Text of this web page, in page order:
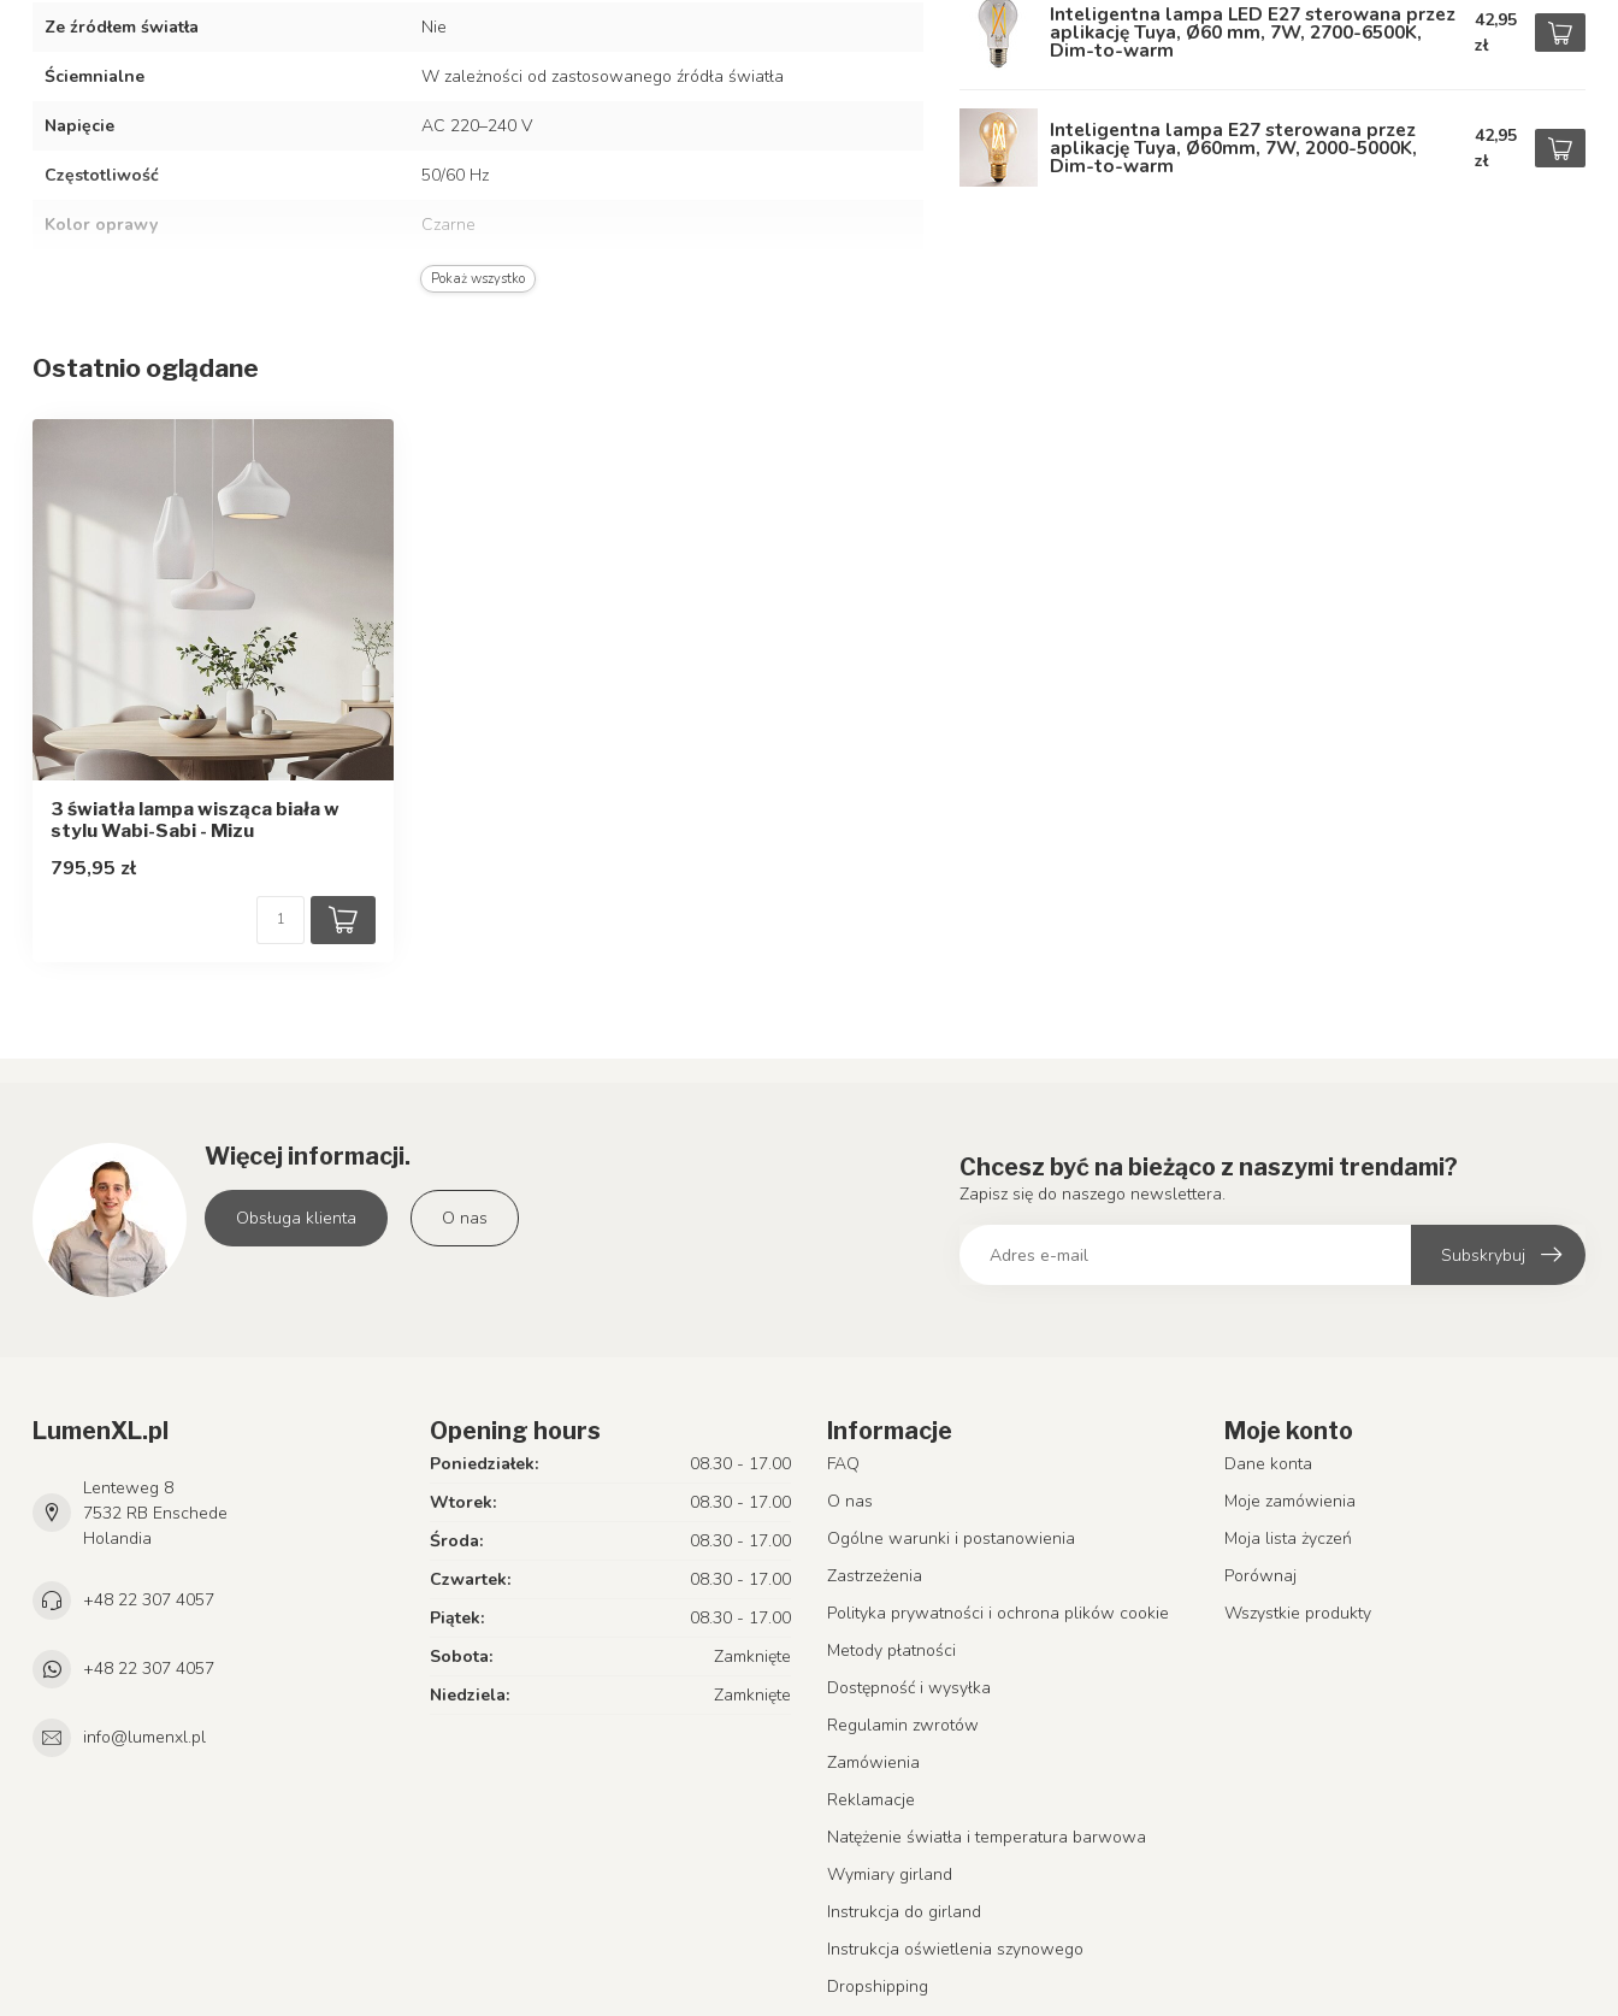
Ze źródłem światła Nie
Ściemnialne W zależności od zastosowanego źródła światła
Napięcie AC 220–240 V
Częstotliwość 50/60 Hz
Kolor oprawy Czarne
Stal nierdzewna i poliwęglan
Stopień ochrony/stopień ochrony IP
Klasa ochrony
Pokaż wszystko
Inteligentna lampa LED E27 sterowana przez
aplikację Tuya, Ø60 mm, 7W, 2700-6500K,
Dim-to-warm
42,95
zł
Inteligentna lampa E27 sterowana przez
aplikację Tuya, Ø60mm, 7W, 2000-5000K,
Dim-to-warm
42,95
zł
Ostatnio oglądane
3 światła lampa wisząca biała w
stylu Wabi-Sabi - Mizu
795,95 zł
Więcej informacji.
Obsługa klienta O nas
Chcesz być na bieżąco z naszymi trendami?
Zapisz się do naszego newslettera.
Subskrybuj
LumenXL.pl
Lenteweg 8
7532 RB Enschede
Holandia
+48 22 307 4057
+48 22 307 4057
info@lumenxl.pl
Opening hours
Poniedziałek:
08.30 - 17.00
Wtorek:
08.30 - 17.00
Środa:
08.30 - 17.00
Czwartek:
08.30 - 17.00
Piątek:
08.30 - 17.00
Sobota:
Zamknięte
Niedziela:
Zamknięte
Informacje
FAQ
O nas
Ogólne warunki i postanowienia
Zastrzeżenia
Polityka prywatności i ochrona plików cookie
Metody płatności
Dostępność i wysyłka
Regulamin zwrotów
Zamówienia
Reklamacje
Natężenie światła i temperatura barwowa
Wymiary girland
Instrukcja do girland
Instrukcja oświetlenia szynowego
Dropshipping
Moje konto
Dane konta
Moje zamówienia
Moja lista życzeń
Porównaj
Wszystkie produkty